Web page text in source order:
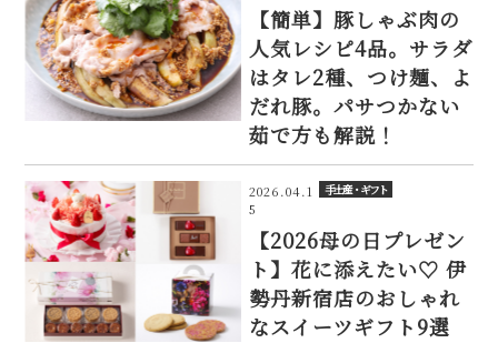
【簡単】豚しゃぶ肉の
人気レシピ4品。サラダ
はタレ2種、つけ麺、よ
だれ豚。パサつかない
茹で方も解説！
2026.04.1
5
手土産・ギフト
【2026母の日プレゼン
ト】花に添えたい♡ 伊
勢丹新宿店のおしゃれ
なスイーツギフト9選